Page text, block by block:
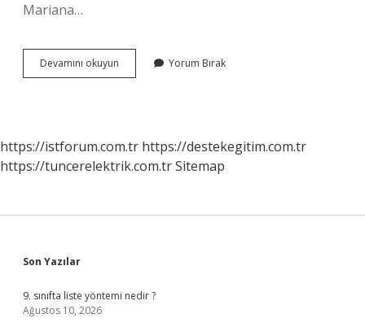
Mariana…
Devamını okuyun Boğazın
En
Yorum Bırak
https://istforum.com.tr https://destekegitim.com.tr
https://tuncerelektrik.com.trSitemap
Sidebar
Son Yazılar
9. sınıfta liste yöntemi nedir ?
Ağustos 10, 2026